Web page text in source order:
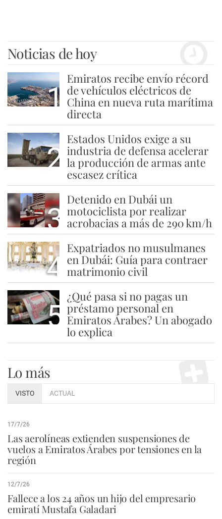
Noticias de hoy
1
Emiratos recibe envío récord
de vehículos eléctricos de
China en nueva ruta marítima
directa
2
Estados Unidos exige a su
industria de defensa acelerar
la producción de armas ante
escasez crítica
3
Detenido en Dubái un
motociclista por realizar
acrobacias a más de 290 km/h
4
Expatriados no musulmanes
en Dubái: Guía para contraer
matrimonio civil
5
¿Qué pasa si no pagas un
préstamo personal en
Emiratos Árabes? Un abogado
lo explica
Lo más
VISTO ACTUAL
17/7/26
Las aerolíneas extienden suspensiones de
vuelos a Emiratos Árabes por tensiones en la
región
12/7/26
Fallece a los 24 años un hijo del empresario
emiratí Mustafa Galadari